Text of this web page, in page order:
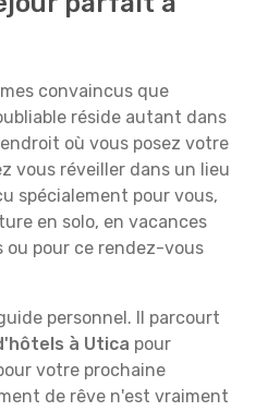
convaincus que
réside autant dans
où vous posez votre
vous réveiller dans un lieu
spécialement pour vous,
en solo, en vacances
pour ce rendez-vous
personnel. Il parcourt
à Utica pour
votre prochaine
de rêve n'est vraiment